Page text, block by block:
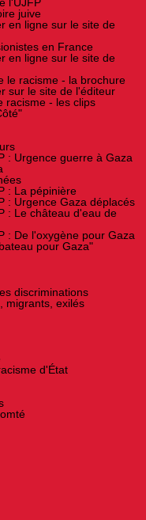
juive
en ligne sur le site de
en France
en ligne sur le site de
le racisme - la brochure
sur le site de l'éditeur
racisme - les clips
: Urgence guerre à Gaza
: La pépinière
: Urgence Gaza déplacés
: Le château d'eau de
: De l'oxygène pour Gaza
pour Gaza"
discriminations
migrants, exilés
d'État